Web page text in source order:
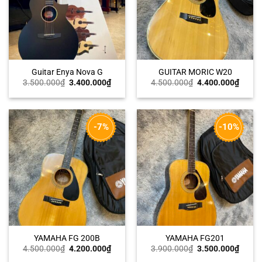
Guitar Enya Nova G
3.500.000₫ Giá
là:
3.400.000₫Giá
hiện
tại
3.400.000₫.
GUITAR MORIC W20
4.500.000₫ Giá
là:
4.400.000₫Giá
hiện
tại
-7%
YAMAHA FG 200B
4.500.000₫ Giá
4.200.000₫Giá
hiện
-10%
YAMAHA FG201
3.900.000₫ Giá
3.500.000₫Giá
hiện